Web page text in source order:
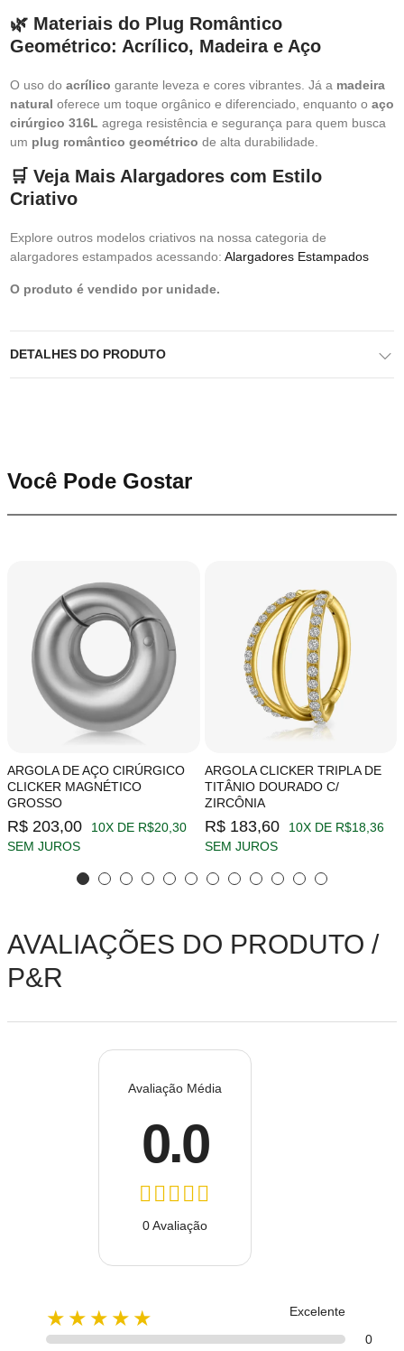
🌿 Materiais do Plug Romântico
Geométrico: Acrílico, Madeira e Aço
O uso do acrílico garante leveza e cores vibrantes. Já a madeira
natural oferece um toque orgânico e diferenciado, enquanto o aço
cirúrgico 316L agrega resistência e segurança para quem busca
um plug romântico geométrico de alta durabilidade.
🛒 Veja Mais Alargadores com Estilo
Criativo
Explore outros modelos criativos na nossa categoria de
alargadores estampados acessando: Alargadores Estampados
O produto é vendido por unidade.
DETALHES DO PRODUTO
Você Pode Gostar
ARGOLA DE AÇO CIRÚRGICO
CLICKER MAGNÉTICO
GROSSO
R$ 203,00
10X DE R$20,30
SEM JUROS
ARGOLA CLICKER TRIPLA DE
TITÂNIO DOURADO C/
ZIRCÔNIA
R$ 183,60
10X DE R$18,36
SEM JUROS
AVALIAÇÕES DO PRODUTO /
P&R
Avaliação Média
0.0
0 Avaliação
★★★★★
Excelente
0